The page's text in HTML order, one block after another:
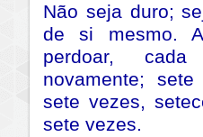
Não seja duro;
de si mesmo.
perdoar,
novamente;
sete vezes,
sete vezes.